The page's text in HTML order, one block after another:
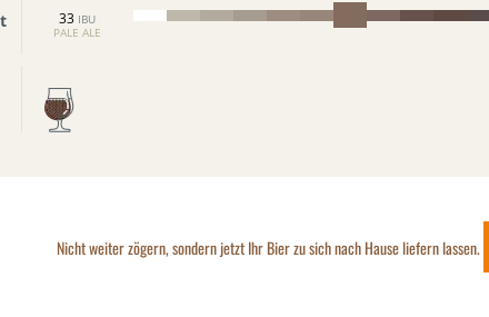
33 IBU
PALE ALE
Nicht weiter zögern, sondern jetzt Ihr Bier zu sich nach Hause liefern lassen.